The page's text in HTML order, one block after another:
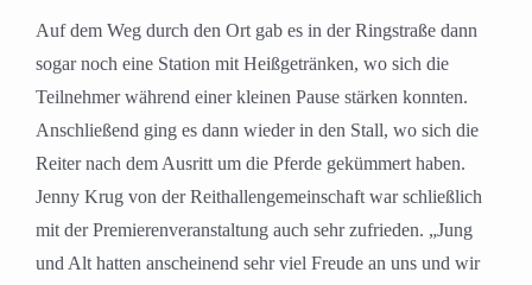
Auf dem Weg durch den Ort gab es in der Ringstraße dann
sogar noch eine Station mit Heißgetränken, wo sich die
Teilnehmer während einer kleinen Pause stärken konnten.
Anschließend ging es dann wieder in den Stall, wo sich die
Reiter nach dem Ausritt um die Pferde gekümmert haben.
Jenny Krug von der Reithallengemeinschaft war schließlich
mit der Premierenveranstaltung auch sehr zufrieden. „Jung
und Alt hatten anscheinend sehr viel Freude an uns und wir